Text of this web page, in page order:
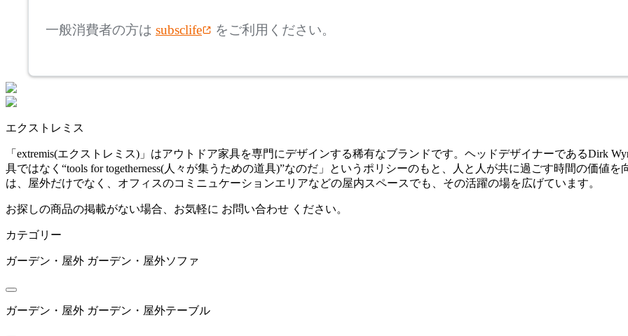
ダルトン
エミュー
extremis
~
一般消費者の方は subsclife をご利用ください。
エクストレミス
「extremis(エクストレミス)」はアウトドア家具を専門にデザインする稀有なブランドです。ヘッドデザイナーであるDirk
具ではなく“tools for togetherness(人々が集うための道具)”なのだ」というポリシーのもと、人と人が共に過ごす時間の価値
は、屋外だけでなく、オフィスのコミニュケーションエリアなどの屋内スペースでも、その活躍の場を広げています。
お探しの商品の掲載がない場合、お気軽に お問い合わせ ください。
カテゴリー
ガーデン・屋外 ガーデン・屋外ソファ
ガーデン・屋外 ガーデン・屋外テーブル